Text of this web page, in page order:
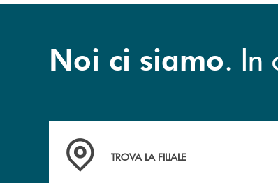
Noi ci siamo. In
Accedi all' elenco completo di
TROVA LA FILIALE